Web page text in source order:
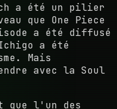
a été un pilier
que One Piece
a été diffusé
a été
Mais
avec la Soul
que l'un des